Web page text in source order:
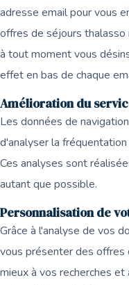
adresse email pour vous
offres de séjours
à tout moment vous
effet en bas de chaque
Amélioration du
Les données de
d'analyser la
Ces analyses sont
autant que possible.
Personnalisation de
Grâce à l'analyse de vos
vous présenter des offres
mieux à vos recherches